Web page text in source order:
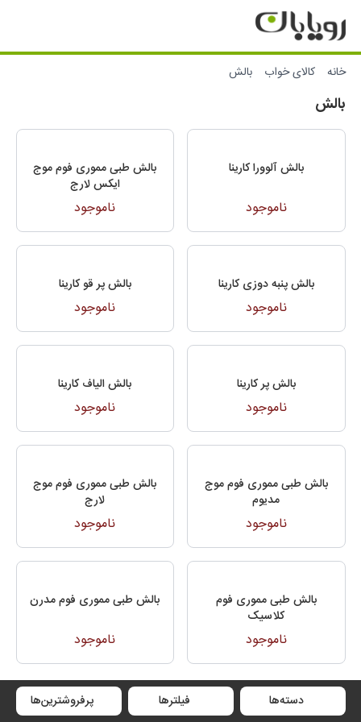
خانه کالای خواب بالش
دسته‌ها فیلترها پرفروشترین‌ها
بالش
بالش آلوورا کارینا
ناموجود
بالش طبی مموری فوم موج
ایکس لارج
ناموجود
بالش پنبه دوزی کارینا
ناموجود
بالش پر قو کارینا
ناموجود
بالش پر کارینا
ناموجود
بالش الیاف کارینا
ناموجود
بالش طبی مموری فوم موج
مدیوم
ناموجود
بالش طبی مموری فوم موج
لارج
ناموجود
بالش طبی مموری فوم
کلاسیک
ناموجود
بالش طبی مموری فوم مدرن
ناموجود